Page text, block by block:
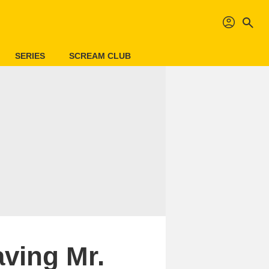
profil search
SERIES SCREAM CLUB
Mr.